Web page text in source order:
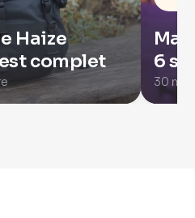
Haize
complet
Ma
6
30